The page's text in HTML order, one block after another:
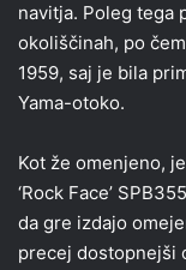
navitja. Poleg tega
okoliščinah, po
1959, saj je bila
Yama-otoko.
Kot že omenjeno,
‘Rock Face’
da gre izdajo
precej dostopnejši